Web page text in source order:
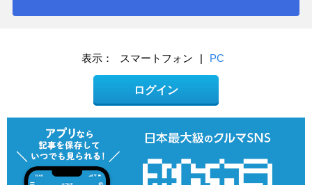
表示： スマートフォン | PC
ログイン